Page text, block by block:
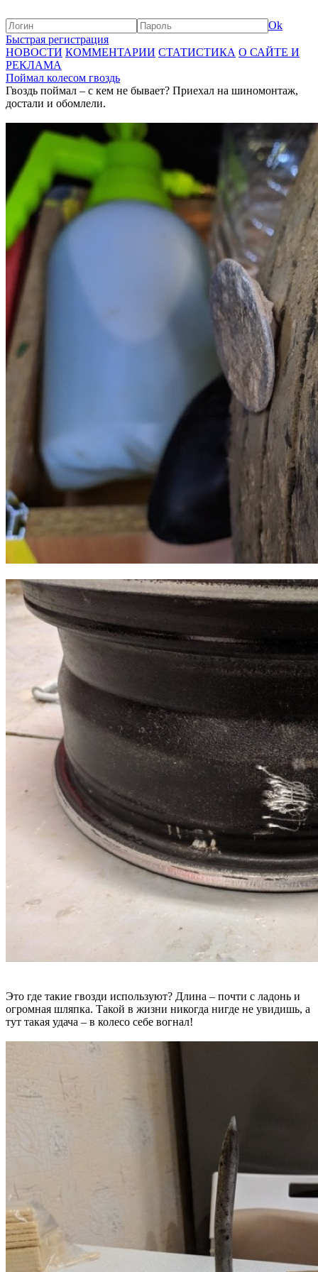
Ok
Быстрая регистрация
НОВОСТИ КОММЕНТАРИИ СТАТИСТИКА О САЙТЕ И
РЕКЛАМА
Поймал колесом гвоздь
Гвоздь поймал – с кем не бывает? Приехал на шиномонтаж,
достали и обомлели.
Это где такие гвозди используют? Длина – почти с ладонь и
огромная шляпка. Такой в жизни никогда нигде не увидишь, а
тут такая удача – в колесо себе вогнал!